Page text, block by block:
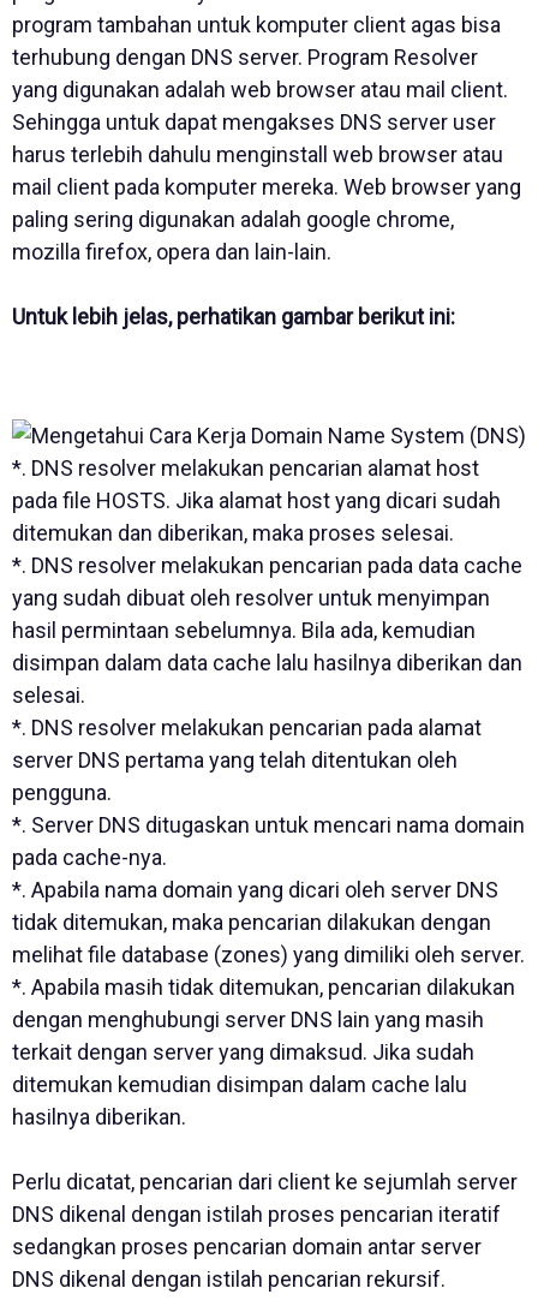
program tambahan untuk komputer client agas bisa
terhubung dengan DNS server. Program Resolver
yang digunakan adalah web browser atau mail client.
Sehingga untuk dapat mengakses DNS server user
harus terlebih dahulu menginstall web browser atau
mail client pada komputer mereka. Web browser yang
paling sering digunakan adalah google chrome,
mozilla firefox, opera dan lain-lain.
Untuk lebih jelas, perhatikan gambar berikut ini:
*. DNS resolver melakukan pencarian alamat host
pada file HOSTS. Jika alamat host yang dicari sudah
ditemukan dan diberikan, maka proses selesai.
*. DNS resolver melakukan pencarian pada data cache
yang sudah dibuat oleh resolver untuk menyimpan
hasil permintaan sebelumnya. Bila ada, kemudian
disimpan dalam data cache lalu hasilnya diberikan dan
selesai.
*. DNS resolver melakukan pencarian pada alamat
server DNS pertama yang telah ditentukan oleh
pengguna.
*. Server DNS ditugaskan untuk mencari nama domain
pada cache-nya.
*. Apabila nama domain yang dicari oleh server DNS
tidak ditemukan, maka pencarian dilakukan dengan
melihat file database (zones) yang dimiliki oleh server.
*. Apabila masih tidak ditemukan, pencarian dilakukan
dengan menghubungi server DNS lain yang masih
terkait dengan server yang dimaksud. Jika sudah
ditemukan kemudian disimpan dalam cache lalu
hasilnya diberikan.
Perlu dicatat, pencarian dari client ke sejumlah server
DNS dikenal dengan istilah proses pencarian iteratif
sedangkan proses pencarian domain antar server
DNS dikenal dengan istilah pencarian rekursif.